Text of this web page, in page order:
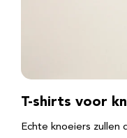
T-shirts voor
Echte knoeiers zullen